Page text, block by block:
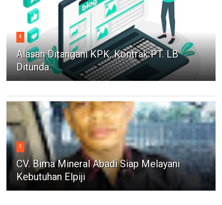
4
Alasan Ditangani KPK, Kontrak PT. LB
Ditunda
5
CV. Bima Mineral Abadi Siap Melayani
Kebutuhan Elpiji